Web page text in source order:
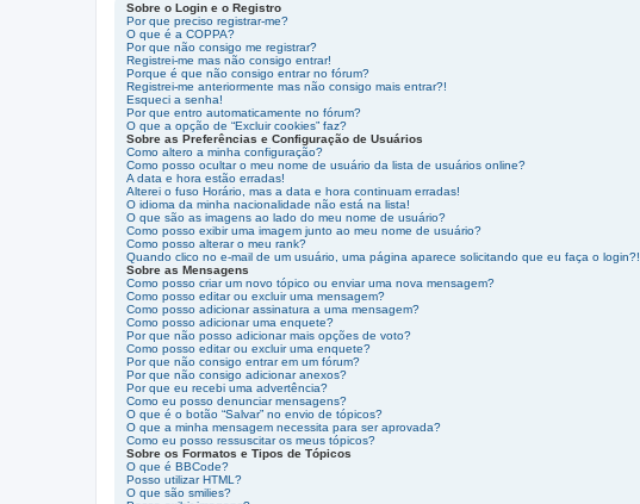
Sobre o Login e o Registro
Por que preciso registrar-me?
O que é a COPPA?
Por que não consigo me registrar?
Registrei-me mas não consigo entrar!
Porque é que não consigo entrar no fórum?
Registrei-me anteriormente mas não consigo mais entrar?!
Esqueci a senha!
Por que entro automaticamente no fórum?
O que a opção de “Excluir cookies” faz?
Sobre as Preferências e Configuração de Usuários
Como altero a minha configuração?
Como posso ocultar o meu nome de usuário da lista de usuários online?
A data e hora estão erradas!
Alterei o fuso Horário, mas a data e hora continuam erradas!
O idioma da minha nacionalidade não está na lista!
O que são as imagens ao lado do meu nome de usuário?
Como posso exibir uma imagem junto ao meu nome de usuário?
Como posso alterar o meu rank?
Quando clico no e-mail de um usuário, uma página aparece solicitando que eu faça o login?!
Sobre as Mensagens
Como posso criar um novo tópico ou enviar uma nova mensagem?
Como posso editar ou excluir uma mensagem?
Como posso adicionar assinatura a uma mensagem?
Como posso adicionar uma enquete?
Por que não posso adicionar mais opções de voto?
Como posso editar ou excluir uma enquete?
Por que não consigo entrar em um fórum?
Por que não consigo adicionar anexos?
Por que eu recebi uma advertência?
Como eu posso denunciar mensagens?
O que é o botão “Salvar” no envio de tópicos?
O que a minha mensagem necessita para ser aprovada?
Como eu posso ressuscitar os meus tópicos?
Sobre os Formatos e Tipos de Tópicos
O que é BBCode?
Posso utilizar HTML?
O que são smilies?